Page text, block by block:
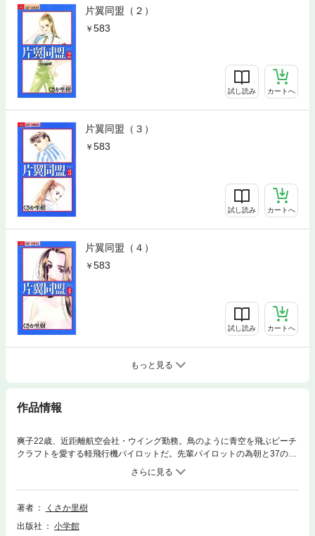
片翼同盟（２）
583
試し読み カートへ
片翼同盟（３）
583
試し読み カートへ
片翼同盟（４）
583
試し読み カートへ
もっと見る
作品情報
爽子22歳、近距離航空会社・ウイング勤務。鳥のように青空を飛ぶビーチ
クラフトを愛する軽飛行機パイロットだ。先輩パイロットの為朝と37の年
齢差をのりこえ結婚したが、新婚3日目、為朝は事故で逝ってしまう。悲
しみを胸に秘めて、ただいま健気な空飛ぶ未亡人！同居人は7つ年上の義
理の息子・大太郎。ちょっと危険な2人の関係。空を愛する男と女の、地
上の恋の物語！！
著者
くさか里樹
出版社
小学館